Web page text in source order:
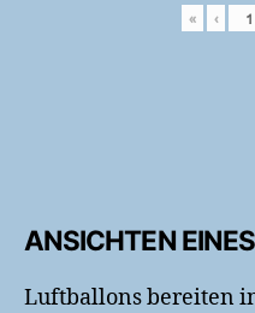
« ‹
ANSICHTEN
Luftballons bereiten